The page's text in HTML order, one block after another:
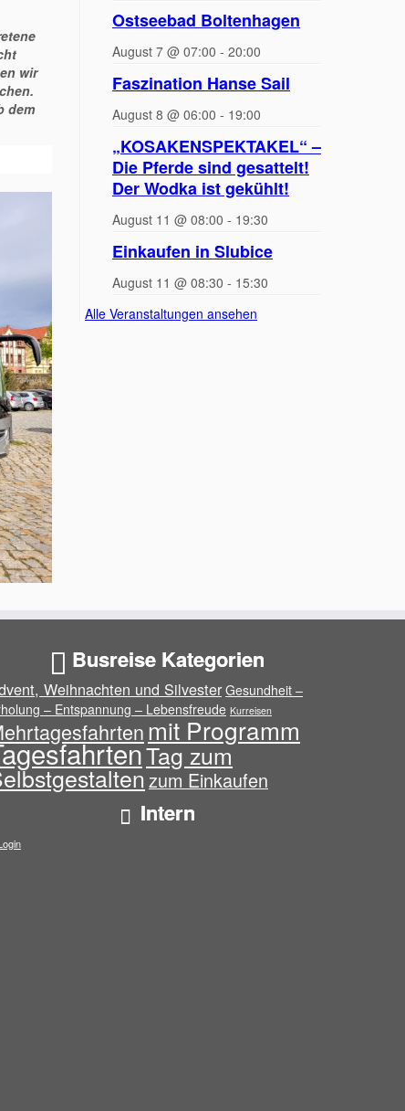
wir
dem
Ostseebad Boltenhagen
August 7 @ 07:00 - 20:00
Faszination Hanse Sail
August 8 @ 06:00 - 19:00
„KOSAKENSPEKTAKEL“ –
Die Pferde sind gesattelt!
Der Wodka ist gekühlt!
August 11 @ 08:00 - 19:30
Einkaufen in Slubice
August 11 @ 08:30 - 15:30
Alle Veranstaltungen ansehen
Busreise Kategorien
Weihnachten und SilvesterGesundheit –
– Entspannung – Lebensfreude Kurreisen
mit Programm
Tag zum
zum Einkaufen
Intern